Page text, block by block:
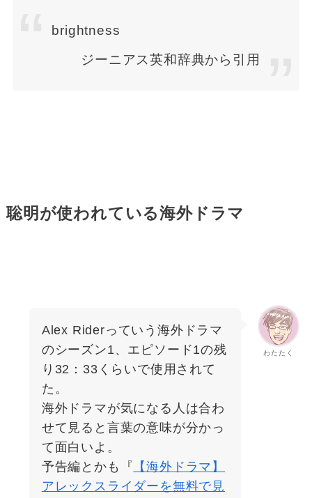
brightness
ジーニアス英和辞典から引用
聡明が使われている海外ドラマ
わたたく
Alex Riderっていう海外ドラマ
のシーズン1、エピソード1の残
り32：33くらいで使用されて
た。
海外ドラマが気になる人は合わ
せて見ると言葉の意味が分かっ
て面白いよ。
予告編とかも『
【海外ドラマ】
アレックスライダーを無料で見